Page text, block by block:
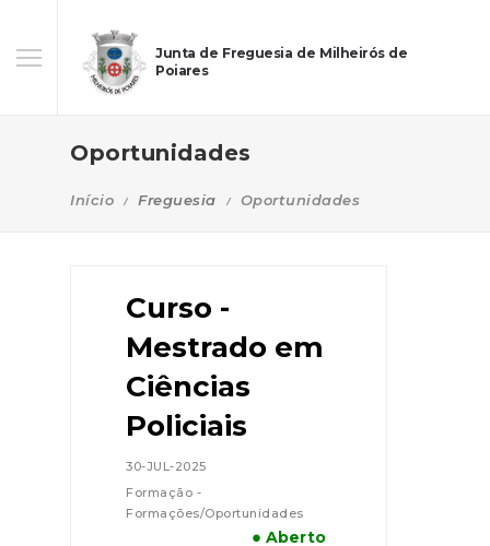
Junta de Freguesia de Milheirós de
Poiares
Oportunidades
Início Freguesia Oportunidades
Curso -
Mestrado em
Ciências
Policiais
30-JUL-2025
Formação -
Formações/Oportunidades
● Aberto